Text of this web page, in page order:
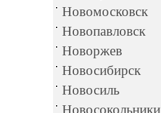
Новомосковск
Новопавловск
Новоржев
Новосибирск
Новосиль
Новосокольники